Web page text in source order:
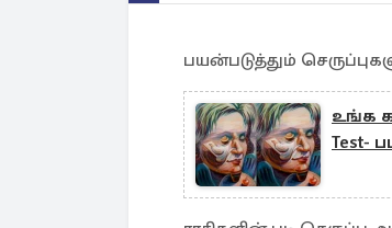
பயன்படுத்தும்
உங்க
Test-